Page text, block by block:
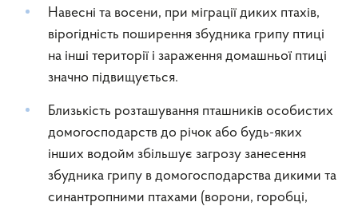
Навесні та восени, при міграції диких птахів,
вірогідність поширення збудника грипу птиці
на інші території і зараження домашньої птиці
значно підвищується.
Близькість розташування пташників особистих
домогосподарств до річок або будь-яких
інших водойм збільшує загрозу занесення
збудника грипу в домогосподарства дикими та
синантропними птахами (ворони, горобці,